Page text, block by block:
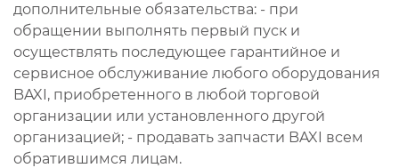
дополнительные обязательства: - при
обращении выполнять первый пуск и
осуществлять последующее гарантийное и
сервисное обслуживание любого оборудования
BAXI, приобретенного в любой торговой
организации или установленного другой
организацией; - продавать запчасти BAXI всем
обратившимся лицам.